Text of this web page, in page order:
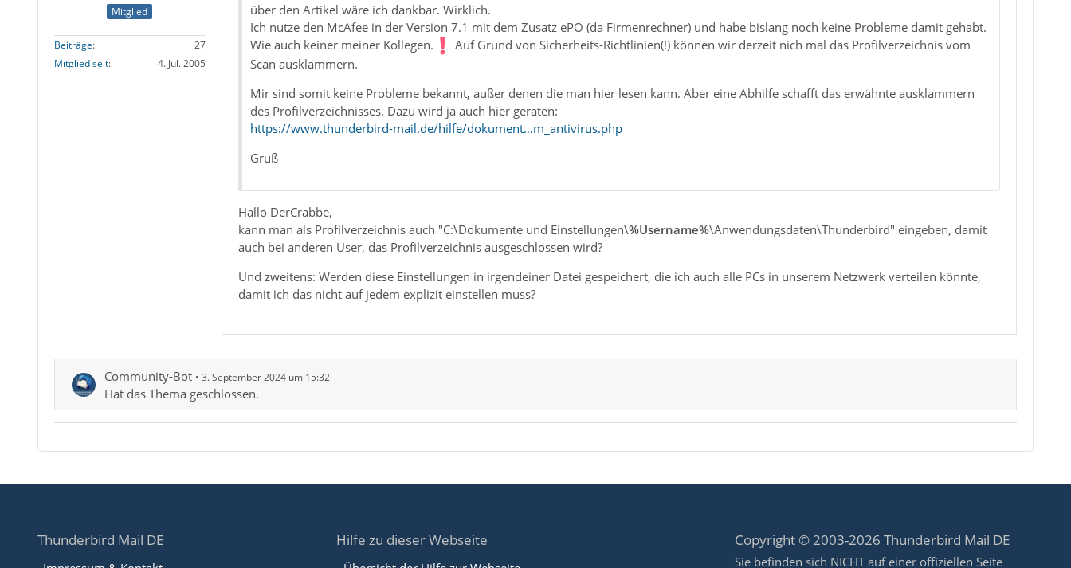
Mitglied
Beiträge
27
Mitglied seit
4. Jul. 2005
über den Artikel wäre ich dankbar. Wirklich.
Ich nutze den McAfee in der Version 7.1 mit dem Zusatz ePO (da Firmenrechner) und habe bislang noch keine Probleme damit gehabt.
Wie auch keiner meiner Kollegen.
Auf Grund von Sicherheits-Richtlinien(!) können wir derzeit nich mal das Profilverzeichnis vom
Scan ausklammern.
Mir sind somit keine Probleme bekannt, außer denen die man hier lesen kann. Aber eine Abhilfe schafft das erwähnte ausklammern
des Profilverzeichnisses. Dazu wird ja auch hier geraten:
https://www.thunderbird-mail.de/hilfe/dokument…m_antivirus.php
Gruß
Hallo DerCrabbe,
kann man als Profilverzeichnis auch "C:\Dokumente und Einstellungen\%Username%\Anwendungsdaten\Thunderbird" eingeben, damit
auch bei anderen User, das Profilverzeichnis ausgeschlossen wird?
Und zweitens: Werden diese Einstellungen in irgendeiner Datei gespeichert, die ich auch alle PCs in unserem Netzwerk verteilen könnte,
damit ich das nicht auf jedem explizit einstellen muss?
Community-Bot 3. September 2024 um 15:32
Hat das Thema geschlossen.
Thunderbird Mail DE Hilfe zu dieser Webseite Copyright © 2003-2026 Thunderbird Mail DE
Sie befinden sich NICHT auf einer offiziellen Seite